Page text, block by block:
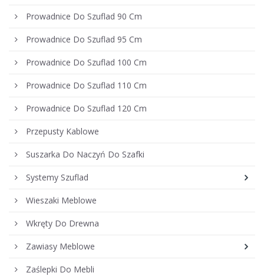
Prowadnice Do Szuflad 90 Cm
Prowadnice Do Szuflad 95 Cm
Prowadnice Do Szuflad 100 Cm
Prowadnice Do Szuflad 110 Cm
Prowadnice Do Szuflad 120 Cm
Przepusty Kablowe
Suszarka Do Naczyń Do Szafki
Systemy Szuflad
Wieszaki Meblowe
Wkręty Do Drewna
Zawiasy Meblowe
Zaślepki Do Mebli